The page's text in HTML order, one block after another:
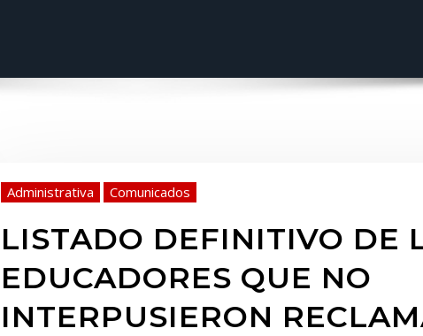
Administrativa Comunicados
LISTADO DEFINITIVO DE
EDUCADORES QUE NO
INTERPUSIERON